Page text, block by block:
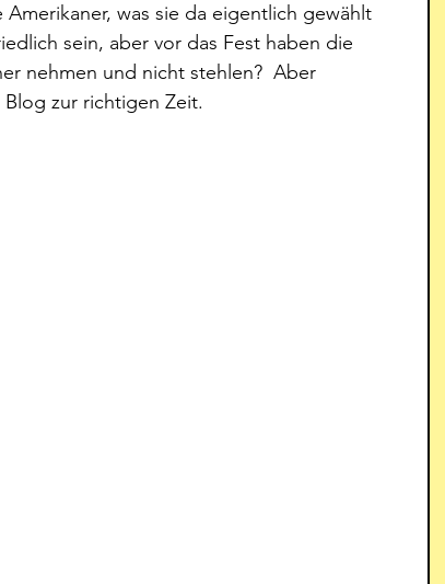
was sie da eigentlich gewählt
sein, aber vor das Fest haben die
nehmen und nicht stehlen?  Aber
zur richtigen Zeit.